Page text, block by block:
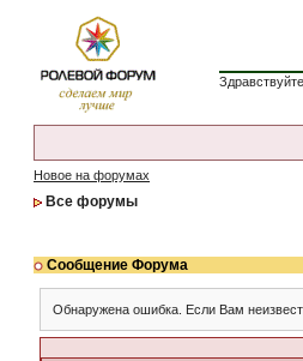
Новое на форумах
Все форумы
Сообщение Форума
Обнаружена ошибка. Если Вам